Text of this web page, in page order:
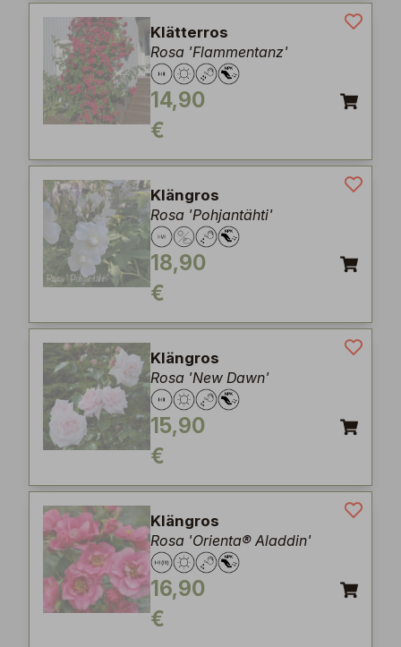
Klätterros
Rosa 'Flammentanz'
14,90
€
Klängros
Rosa 'Pohjantähti'
18,90
€
Klängros
Rosa 'New Dawn'
15,90
€
Klängros
Rosa 'Orienta® Aladdin'
16,90
€